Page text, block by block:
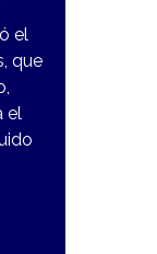
el
que
el